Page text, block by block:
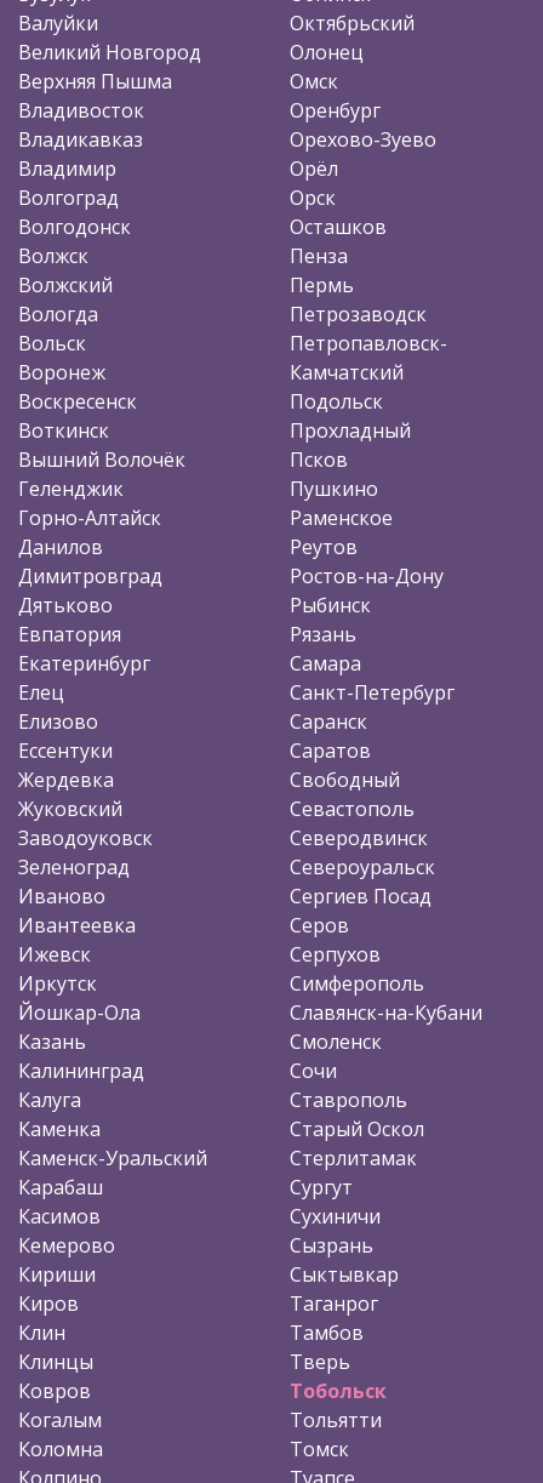
Валуйки
Великий Новгород
Верхняя Пышма
Владивосток
Владикавказ
Владимир
Волгоград
Волгодонск
Волжск
Волжский
Вологда
Вольск
Воронеж
Воскресенск
Воткинск
Вышний Волочёк
Геленджик
Горно-Алтайск
Данилов
Димитровград
Дятьково
Евпатория
Екатеринбург
Елец
Елизово
Ессентуки
Жердевка
Жуковский
Заводоуковск
Зеленоград
Иваново
Ивантеевка
Ижевск
Иркутск
Йошкар-Ола
Казань
Калининград
Калуга
Каменка
Каменск-Уральский
Карабаш
Касимов
Кемерово
Кириши
Киров
Клин
Клинцы
Ковров
Когалым
Коломна
Колпино
Октябрьский
Олонец
Омск
Оренбург
Орехово-Зуево
Орёл
Орск
Осташков
Пенза
Пермь
Петрозаводск
Петропавловск-
Камчатский
Подольск
Прохладный
Псков
Пушкино
Раменское
Реутов
Ростов-на-Дону
Рыбинск
Рязань
Самара
Санкт-Петербург
Саранск
Саратов
Свободный
Севастополь
Северодвинск
Североуральск
Сергиев Посад
Серов
Серпухов
Симферополь
Славянск-на-Кубани
Смоленск
Сочи
Ставрополь
Старый Оскол
Стерлитамак
Сургут
Сухиничи
Сызрань
Сыктывкар
Таганрог
Тамбов
Тверь
Тобольск
Тольятти
Томск
Туапсе